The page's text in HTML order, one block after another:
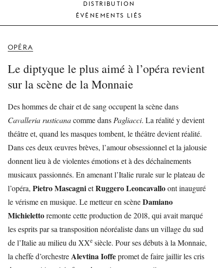
DISTRIBUTION
ÉVÉNEMENTS LIÉS
OPÉRA
Le diptyque le plus aimé à l’opéra revient
sur la scène de la Monnaie
Des hommes de chair et de sang occupent la scène dans
Cavalleria rusticanacomme dans Pagliacci. La réalité y devient
théâtre et, quand les masques tombent, le théâtre devient réalité.
Dans ces deux œuvres brèves, l’amour obsessionnel et la jalousie
donnent lieu à de violentes émotions et à des déchaînements
musicaux passionnés. En amenant l’Italie rurale sur le plateau de
l’opéra, Pietro MascagnietRuggero Leoncavalloont inauguré
le vérisme en musique. Le metteur en scèneDamiano
Michielettoremonte cette production de 2018, qui avait marqué
les esprits par sa transposition néoréaliste dans un village du sud
de l’Italie au milieu du XXe siècle. Pour ses débuts à la Monnaie,
la cheffe d’orchestreAlevtina Ioffepromet de faire jaillir les cris